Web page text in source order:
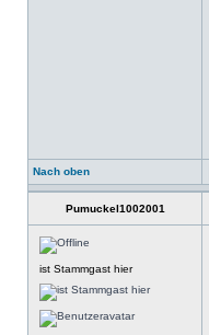
Nach oben
Pumuckel1002001
ist Stammgast hier